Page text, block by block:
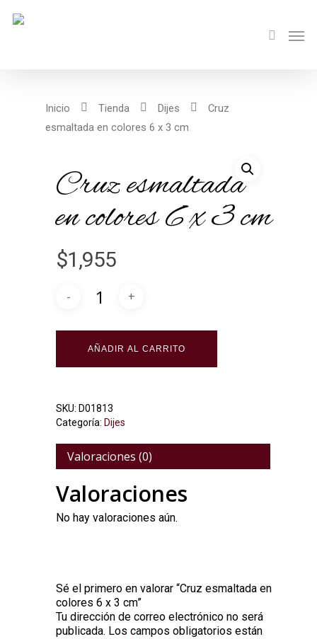
Inicio Tienda Dijes
Cruz
esmaltada en colores 6 x 3 cm
Cruz esmaltada
en colores 6 x 3 cm
$1,955
AÑADIR AL CARRITO
SKU: D01813
Categoría: Dijes
Valoraciones (0)
Valoraciones
No hay valoraciones aún.
Sé el primero en valorar “Cruz esmaltada en
colores 6 x 3 cm”
Tu dirección de correo electrónico no será
publicada. Los campos obligatorios están
Alternative: